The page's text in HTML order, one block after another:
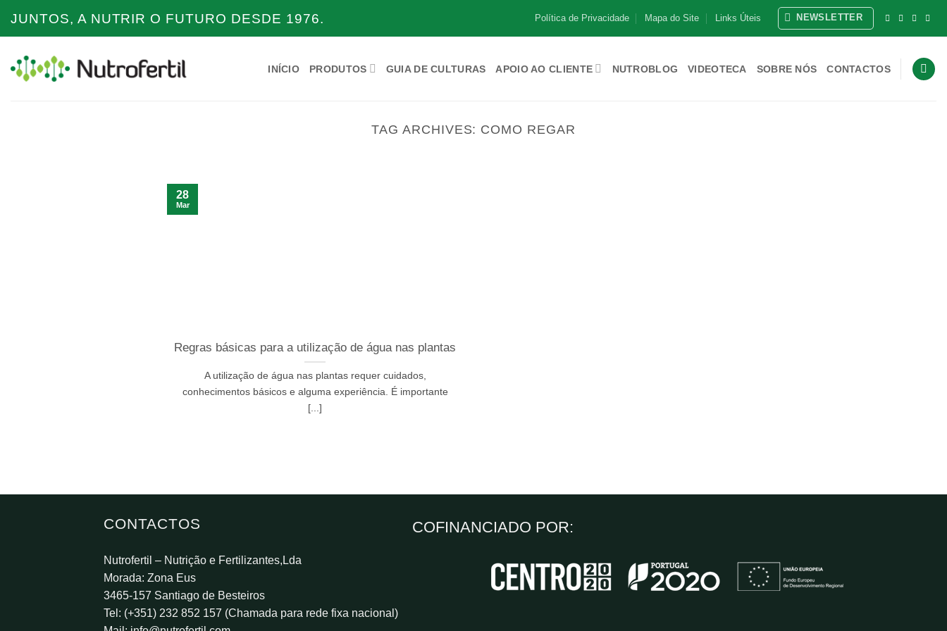
JUNTOS, A NUTRIR O FUTURO DESDE 1976. Política de Privacidade Mapa do Site Links Úteis NEWSLETTER
INÍCIO PRODUTOS GUIA DE CULTURAS APOIO AO CLIENTE NUTROBLOG VIDEOTECA SOBRE NÓS CONTACTOS
TAG ARCHIVES: COMO REGAR
Regras básicas para a utilização de água nas plantas
A utilização de água nas plantas requer cuidados,
conhecimentos básicos e alguma experiência. É importante
[...]
28
Mar
CONTACTOS
Nutrofertil – Nutrição e Fertilizantes,Lda
Morada: Zona Eus
3465-157 Santiago de Besteiros
Tel: (+351) 232 852 157 (Chamada para rede fixa nacional)
COFINANCIADO POR: